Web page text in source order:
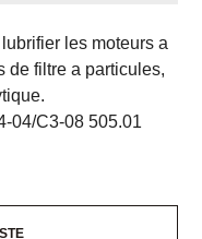
les moteurs a
de filtre a particules,
04/C3-08 505.01